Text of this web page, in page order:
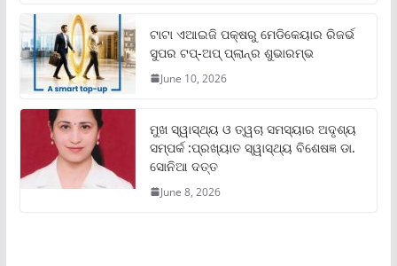
ଟାଟା ଏଆଇଜି ପକ୍ଷରୁ ମେଡିକେୟାର ରିଜର୍ଭ
ସୁପର ଟପ୍‌-ଅପ୍ ପ୍ଲାନ୍‌ର ଶୁଭାରମ୍ଭ
June 10, 2026
ମୁଖ ସ୍ୱାସ୍ଥ୍ୟ ଓ ତ୍ୱଚା ସମସ୍ୟାର ଅଦୃଶ୍ୟ
ସମ୍ପର୍କ :ପ୍ରଖ୍ୟାତ ସ୍ୱାସ୍ଥ୍ୟ ବିଶେଷଜ୍ଞ ଡା.
ସୋନିଆ ଦତ୍ତ
June 8, 2026